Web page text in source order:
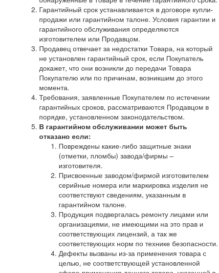
Гарантийный срок устанавливается в договоре купли-
продажи или гарантийном талоне. Условия гарантии и
гарантийного обслуживания определяются
изготовителем или Продавцом.
Продавец отвечает за недостатки Товара, на который
не установлен гарантийный срок, если Покупатель
докажет, что они возникли до передачи Товара
Покупателю или по причинам, возникшим до этого
момента.
Требования, заявленные Покупателем по истечении
гарантийных сроков, рассматриваются Продавцом в
порядке, установленном законодательством.
В гарантийном обслуживании может быть
отказано если:
Повреждены какие-либо защитные знаки
(отметки, пломбы) завода/фирмы –
изготовителя.
Присвоенные заводом/фирмой изготовителем
серийные номера или маркировка изделия не
соответствуют сведениям, указанным в
гарантийном талоне.
Продукция подвергалась ремонту лицами или
организациями, не имеющими на это прав и
соответствующих лицензий, а так же
соответствующих норм по технике безопасности.
Дефекты вызваны из-за применения товара с
целью, не соответствующей установленной